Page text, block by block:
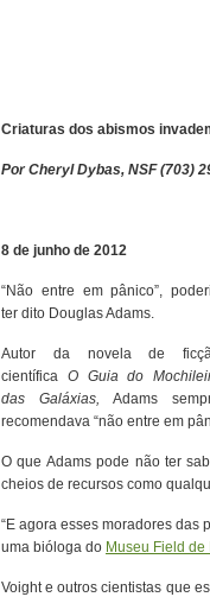
Criaturas dos abismos
Por Cheryl Dybas, NSF (703)
8 de junho de 2012
“Não entre em pânico”,
ter dito Douglas Adams.
Autor da novela de
científica O Guia do
das Galáxias, Adams
recomendava “não entre em
O que Adams pode não ter
cheios de recursos como
“E agora esses moradores das
uma bióloga do Museu Field de
Voight e outros cientistas que